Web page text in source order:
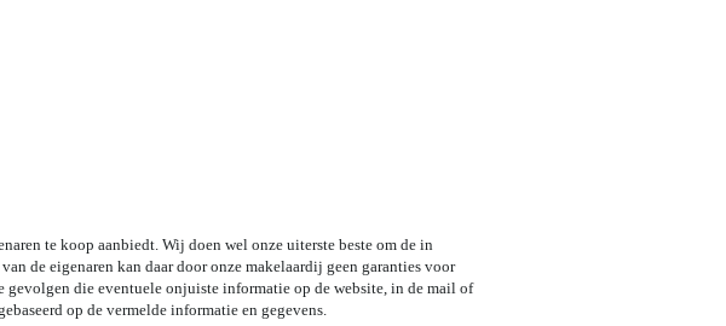
te koop aanbiedt. Wij doen wel onze uiterste beste om de in
de eigenaren kan daar door onze makelaardij geen garanties voor
die eventuele onjuiste informatie op de website, in de mail of
op de vermelde informatie en gegevens.